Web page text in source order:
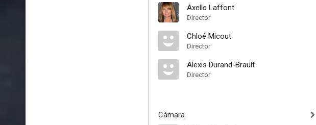
Axelle Laffont
Director
Chloé Micout
Director
Alexis Durand-Brault
Director
Cámara